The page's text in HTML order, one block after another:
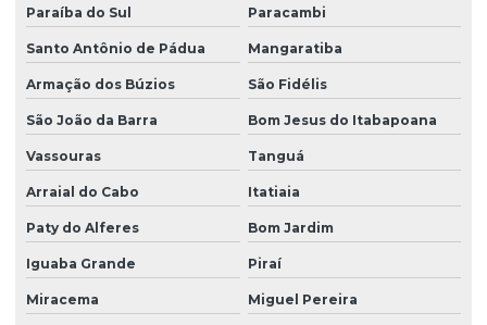
Paraíba do Sul Paracambi
Santo Antônio de Pádua Mangaratiba
Armação dos Búzios São Fidélis
São João da Barra Bom Jesus do Itabapoana
Vassouras Tanguá
Arraial do Cabo Itatiaia
Paty do Alferes Bom Jardim
Iguaba Grande Piraí
Miracema Miguel Pereira